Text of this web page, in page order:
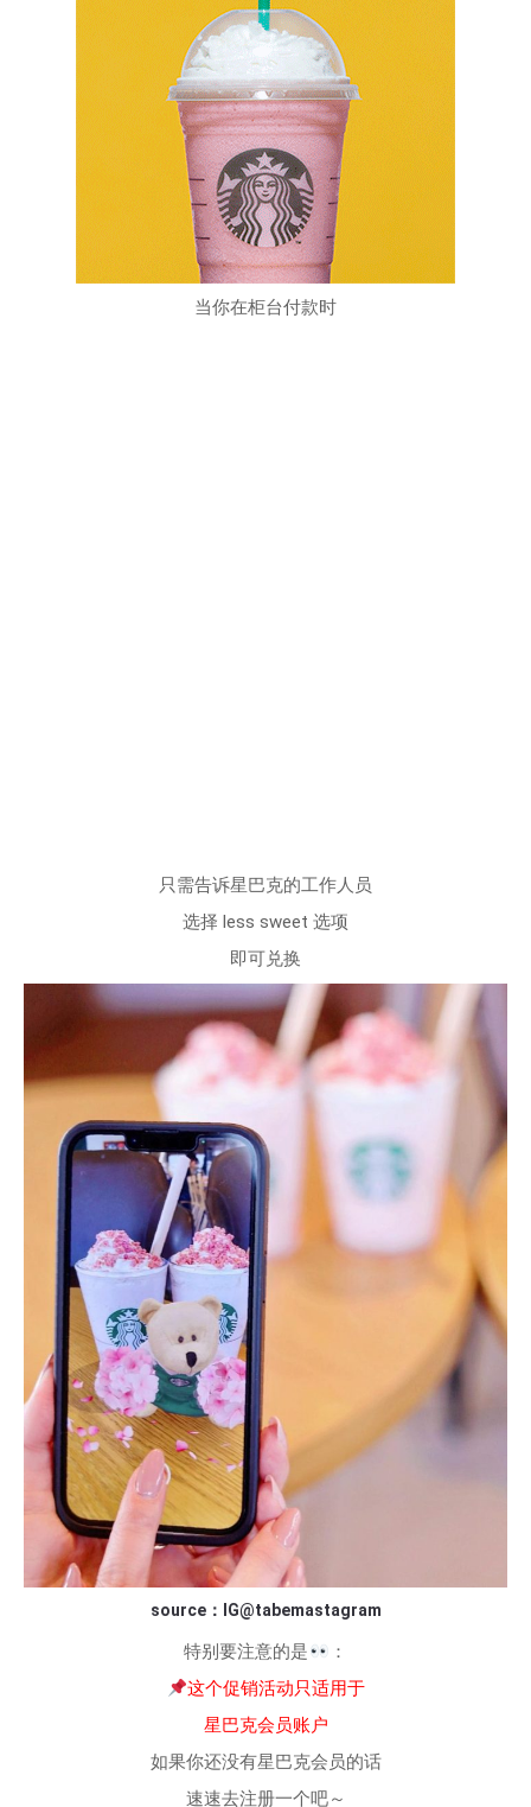
当你在柜台付款时
只需告诉星巴克的工作人员
选择 less sweet 选项
即可兑换
source：IG@tabemastagram
特别要注意的是
：
这个促销活动只适用于
星巴克会员账户
如果你还没有星巴克会员的话
速速去注册一个吧～